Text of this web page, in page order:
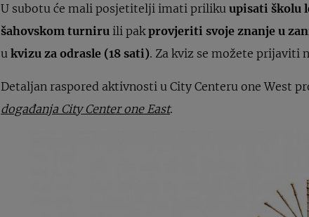
U subotu će mali posjetitelji imati prilikuupisati školu
šahovskom turniru ili pakprovjeriti svoje znanje u
ukvizu za odrasle (18 sati). Za kviz se možete prijaviti
Detaljan raspored aktivnosti u City Centeru one West
događanja City Center one East.